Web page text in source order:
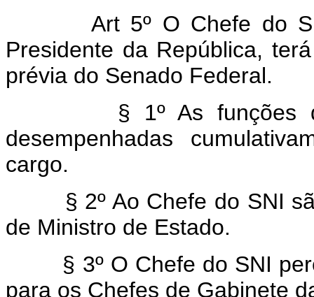
Art 5º O Chefe do
Presidente da República,
prévia do Senado Federal.
§ 1º As funções
desempenhadas
cargo.
§ 2º Ao Chefe do SNI
de Ministro de Estado.
§ 3º O Chefe do SNI
para os Chefes de Gabinete